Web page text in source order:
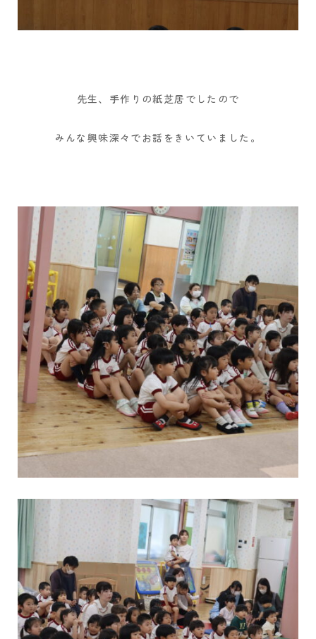
先生、手作りの紙芝居でしたので
みんな興味深々でお話をきいていました。